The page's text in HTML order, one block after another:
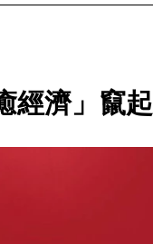
經濟」竄起